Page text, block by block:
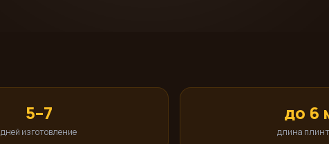
5–7
дней изготовление
до 6
длина